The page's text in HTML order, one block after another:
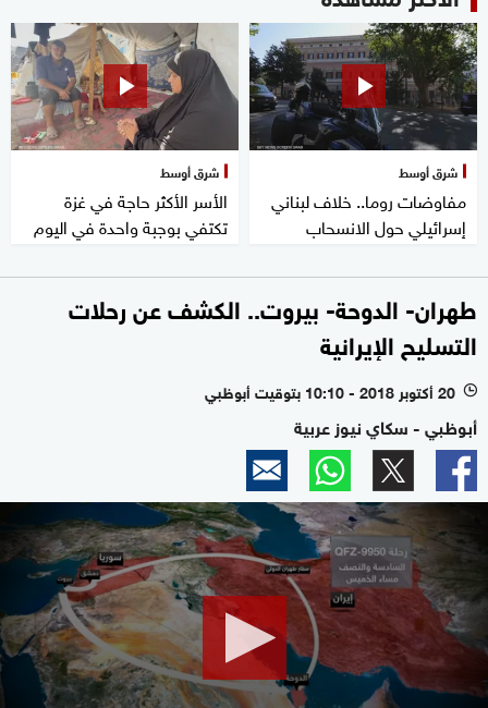
شرق أوسط
مفاوضات روما.. خلاف لبناني
إسرائيلي حول الانسحاب
شرق أوسط
الأسر الأكثر حاجة في غزة
تكتفي بوجبة واحدة في اليوم
طهران- الدوحة- بيروت.. الكشف عن رحلات
التسليح الإيرانية
l 20 أكتوبر 2018 - 10:10 بتوقيت أبوظبي
أبوظبي - سكاي نيوز عربية
seconds
2
minutes,
seconds